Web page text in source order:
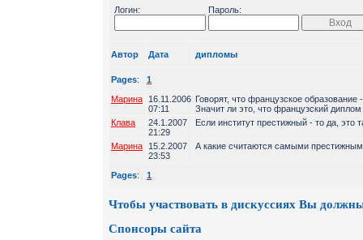
Логин: Пароль:
Автор Дата дипломы
Pages: 1
Марина
16.11.2006
07:11
Говорят, что французское
Значит ли это, что французский диплом
Клава
24.1.2007
21:29
Если институт престижный - то да, это
Марина
15.2.2007
23:53
А какие считаются самыми
Pages: 1
Чтобы участвовать в дискуссиях Вы
Спонсоры сайта